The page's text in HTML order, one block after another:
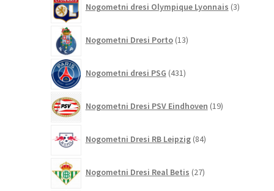
Nogometni dresi Olympique Lyonnais 3izdelki
Nogometni Dresi Porto 13izdelkov
Nogometni dresi PSG 431izdelkov
Nogometni Dresi PSV Eindhoven 19izdelkov
Nogometni Dresi RB Leipzig 84izdelkov
Nogometni Dresi Real Betis 27izdelkov